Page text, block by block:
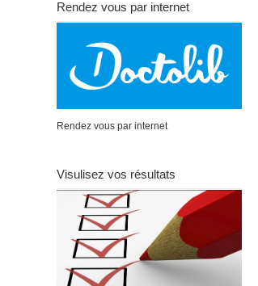
Rendez vous par internet
Rendez vous par internet
Visulisez vos résultats